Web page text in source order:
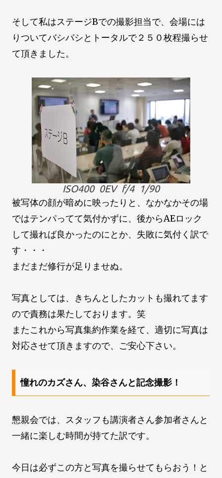
そして私はステージBでの撮影担当で、会場には
りついてバシバシとトータルで２５０枚程撮らせ
て頂きました。
ISO400 0EV f/4 1/90
被写体の顔が暗めに映ったりと、なかなかその場
ではテンパってて気付かずに、後からAEロック
して撮れば良かったのにとか、失敗に気付く訳で
す・・・
まだまだ修行が足りませぬ。
写真としては、きちんとしたカットも撮れてます
ので責務は果たしております。笑
またこれから写真集約作業を経て、適切に写真は
対応させて頂きますので、ご安心下さい。
憧れのカズさん、染谷さんと記念撮影！
懇親会では、スタッフも講演者さん参加者さんと
一緒に楽しむ時間が持てた訳です。
今日は必ずこの方と写真を撮らせてもらおう！と